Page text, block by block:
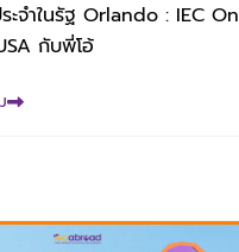
ระจำในรัฐ Orlando : IEC On
กับพี่โอ้